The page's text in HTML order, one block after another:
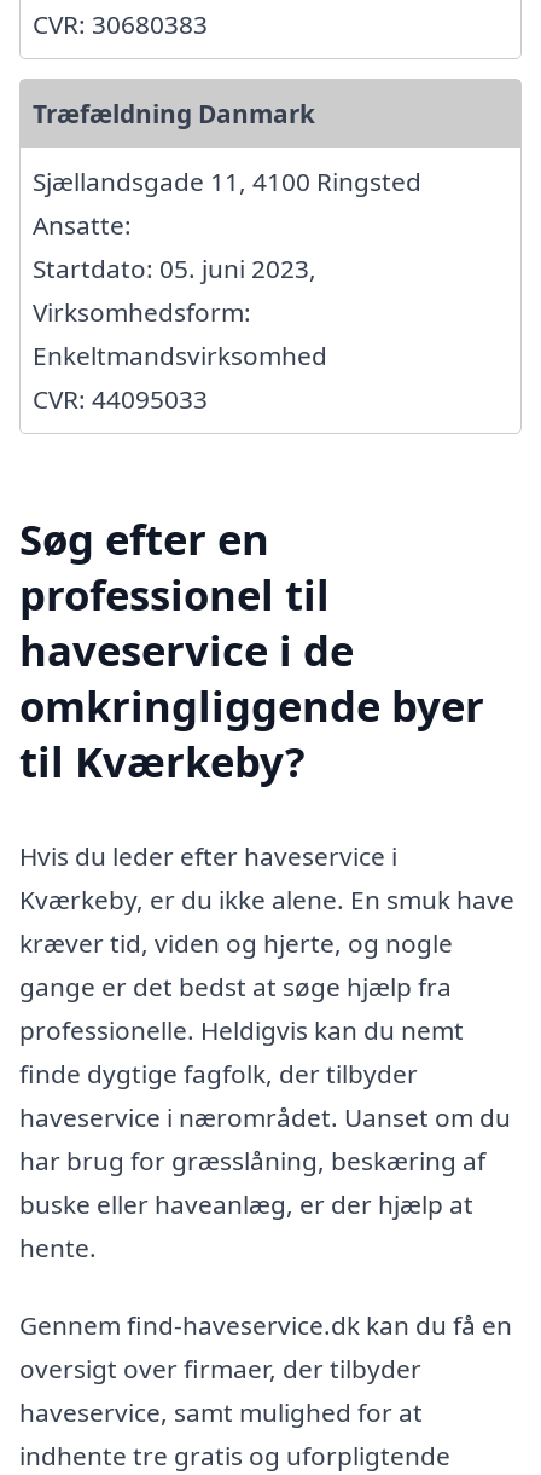
CVR: 30680383
Træfældning Danmark
Sjællandsgade 11, 4100 Ringsted
Ansatte:
Startdato: 05. juni 2023,
Virksomhedsform:
Enkeltmandsvirksomhed
CVR: 44095033
Søg efter en
professionel til
haveservice i de
omkringliggende byer
til Kværkeby?
Hvis du leder efter haveservice i
Kværkeby, er du ikke alene. En smuk have
kræver tid, viden og hjerte, og nogle
gange er det bedst at søge hjælp fra
professionelle. Heldigvis kan du nemt
finde dygtige fagfolk, der tilbyder
haveservice i nærområdet. Uanset om du
har brug for græsslåning, beskæring af
buske eller haveanlæg, er der hjælp at
hente.
Gennem find-haveservice.dk kan du få en
oversigt over firmaer, der tilbyder
haveservice, samt mulighed for at
indhente tre gratis og uforpligtende